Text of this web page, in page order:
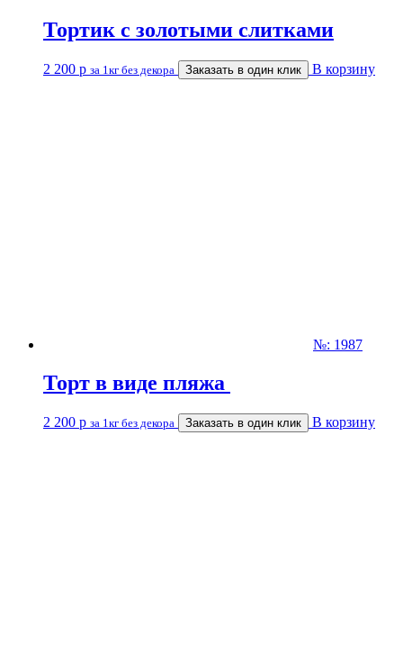
Тортик с золотыми слитками
2 200 р за 1кг без декора Заказать в один клик В корзину
№: 1987
Торт в виде пляжа
2 200 р за 1кг без декора Заказать в один клик В корзину